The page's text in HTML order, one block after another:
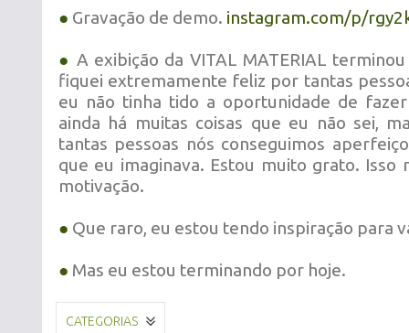
● Gravação de demo. instagram.com/p/
● A exibição da VITAL MATERIAL
fiquei extremamente feliz por tantas
eu não tinha tido a oportunidade de
ainda há muitas coisas que eu não sei,
tantas pessoas nós conseguimos
que eu imaginava. Estou muito grato. Isso
motivação.
● Que raro, eu estou tendo inspiração para
● Mas eu estou terminando por hoje.
CATEGORIAS